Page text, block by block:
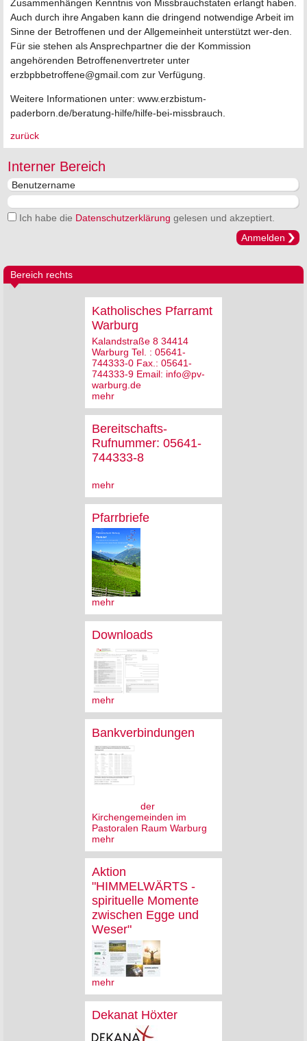
Zusammenhängen Kenntnis von Missbrauchstaten erlangt haben.
Auch durch ihre Angaben kann die dringend notwendige Arbeit im
Sinne der Betroffenen und der Allgemeinheit unterstützt wer-den.
Für sie stehen als Ansprechpartner die der Kommission
angehörenden Betroffenenvertreter unter
erzbpbbetroffene@gmail.com zur Verfügung.
Weitere Informationen unter: www.erzbistum-
paderborn.de/beratung-hilfe/hilfe-bei-missbrauch.
zurück
Interner Bereich
Ich habe die Datenschutzerklärung gelesen und akzeptiert.
Anmelden
Bereich rechts
Katholisches Pfarramt
Warburg
Kalandstraße 8 34414
Warburg Tel. : 05641-
744333-0 Fax.: 05641-
744333-9 Email: info@pv-
warburg.de
mehr
Bereitschafts-
Rufnummer: 05641-
744333-8
mehr
Pfarrbriefe
mehr
Downloads
mehr
Bankverbindungen
der
Kirchengemeinden im
Pastoralen Raum Warburg
mehr
Aktion
"HIMMELWÄRTS -
spirituelle Momente
zwischen Egge und
Weser"
mehr
Dekanat Höxter